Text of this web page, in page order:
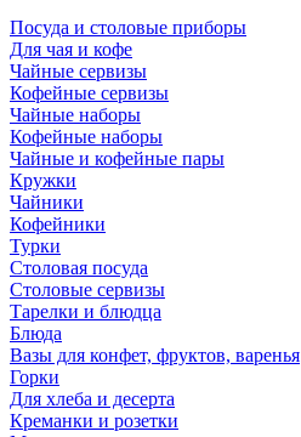
Посуда и столовые приборы
Для чая и кофе
Чайные сервизы
Кофейные сервизы
Чайные наборы
Кофейные наборы
Чайные и кофейные пары
Кружки
Чайники
Кофейники
Турки
Столовая посуда
Столовые сервизы
Тарелки и блюдца
Блюда
Вазы для конфет, фруктов, варенья
Горки
Для хлеба и десерта
Креманки и розетки